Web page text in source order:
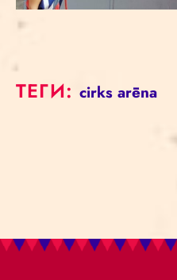
ТЕГИ:cirks arēna